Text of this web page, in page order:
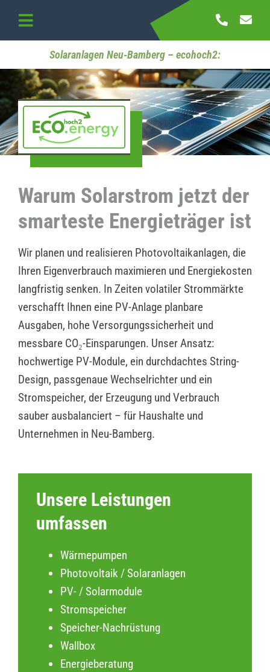
content
Toggle
Navigation
Startseite
Referenzen
Kontakt
Solaranlagen Neu-Bamberg – ecohoch2:
Warum Solarstrom jetzt der
smarteste Energieträger ist
Wir planen und realisieren Photovoltaikanlagen, die
Ihren Eigenverbrauch maximieren und Energiekosten
langfristig senken. In Zeiten volatiler Strommärkte
verschafft Ihnen eine PV-Anlage planbare
Ausgaben, hohe Versorgungssicherheit und
messbare CO₂-Einsparungen. Unser Ansatz:
hochwertige PV-Module, ein durchdachtes String-
Design, passgenaue Wechselrichter und ein
Stromspeicher, der Erzeugung und Verbrauch
sauber ausbalanciert – für Haushalte und
Unternehmen in Neu-Bamberg.
Unsere Leistungen
umfassen
Wärmepumpen
Photovoltaik / Solaranlagen
PV- / Solarmodule
Stromspeicher
Speicher-Nachrüstung
Wallbox
Energieberatung